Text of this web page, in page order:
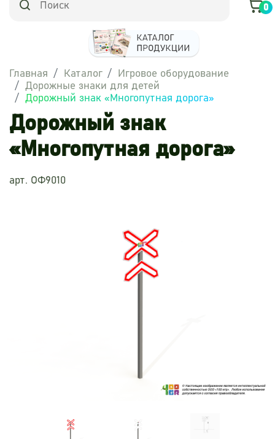
0
Главная Каталог
Игровое оборудование
Дорожные знаки для детей
Дорожный знак «Многопутная дорога»
Дорожный знак
«Многопутная дорога»
арт. ОФ9010